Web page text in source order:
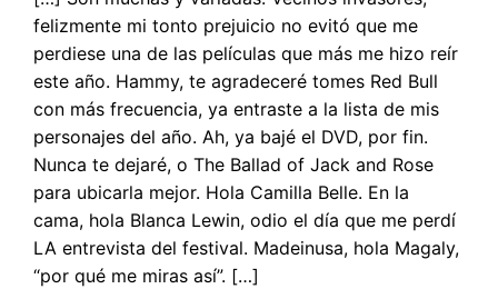
felizmente mi tonto prejuicio no evitó que me
perdiese una de las películas que más me hizo reír
este año. Hammy, te agradeceré tomes Red Bull
con más frecuencia, ya entraste a la lista de mis
personajes del año. Ah, ya bajé el DVD, por fin.
Nunca te dejaré, o The Ballad of Jack and Rose
para ubicarla mejor. Hola Camilla Belle. En la
cama, hola Blanca Lewin, odio el día que me perdí
LA entrevista del festival. Madeinusa, hola Magaly,
“por qué me miras así”. […]